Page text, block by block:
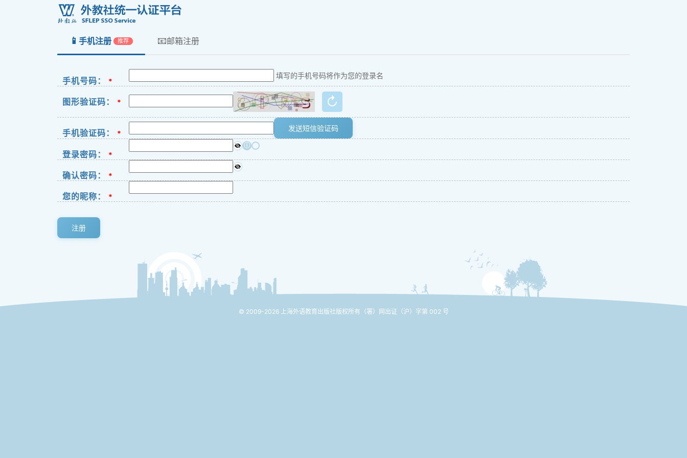
📱 手机注册 推荐 📧邮箱注册
手机号码： *
填写的手机号码将作为您的登录名
图形验证码： * ↻
手机验证码： *
发送短信验证码
登录密码： *
ⓘ
确认密码： *
您的昵称： *
注册
© 2009-2026 上海外语教育出版社版权所有 （署）网出证（沪）字第 002 号